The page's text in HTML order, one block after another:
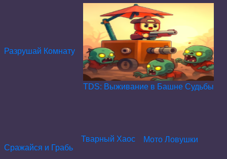
Разрушай Комнату
TDS: Выживание в Башне Судьбы
Сражайся и Грабь
Тварный Хаос Мото Ловушки